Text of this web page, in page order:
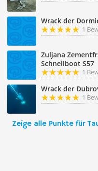
Wrack der
1
Zuljana
Schnellboot S57
1
Wrack der
1
Zeige alle Punkte für